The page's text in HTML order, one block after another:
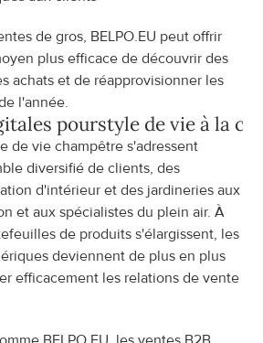
de gros, BELPO.EU peut offrir
plus efficace de découvrir des
achats et de réapprovisionner les
l'année.
pourstyle de vie à la
de vie champêtre s'adressent
diversifié de clients, des
d'intérieur et des jardineries aux
et aux spécialistes du plein air. À
de produits s'élargissent, les
deviennent de plus en plus
efficacement les relations de vente